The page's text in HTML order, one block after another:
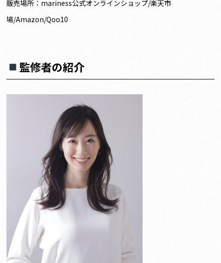
販売場所：mariness公式オンラインショップ/楽天市
場/Amazon/Qoo10
監修者の紹介